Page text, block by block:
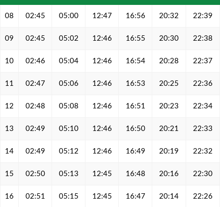
08 02:45 05:00 12:47 16:56 20:32 22:39
09 02:45 05:02 12:46 16:55 20:30 22:38
10 02:46 05:04 12:46 16:54 20:28 22:37
11 02:47 05:06 12:46 16:53 20:25 22:36
12 02:48 05:08 12:46 16:51 20:23 22:34
13 02:49 05:10 12:46 16:50 20:21 22:33
14 02:49 05:12 12:46 16:49 20:19 22:32
15 02:50 05:13 12:45 16:48 20:16 22:30
16 02:51 05:15 12:45 16:47 20:14 22:26